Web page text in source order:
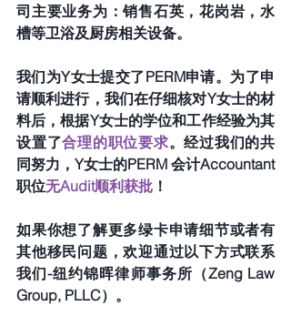
司主要业务为：销售石英，花岗岩，水
槽等卫浴及厨房相关设备。
我们为Y女士提交了PERM申请。为了申
请顺利进行，我们在仔细核对Y女士的材
料后，根据Y女士的学位和工作经验为其
设置了合理的职位要求。经过我们的共
同努力，Y女士的PERM 会计Accountant
职位无Audit顺利获批 ！
如果你想了解更多绿卡申请细节或者有
其他移民问题，欢迎通过以下方式联系
我们-纽约锦晖律师事务所（Zeng Law
Group, PLLC）。